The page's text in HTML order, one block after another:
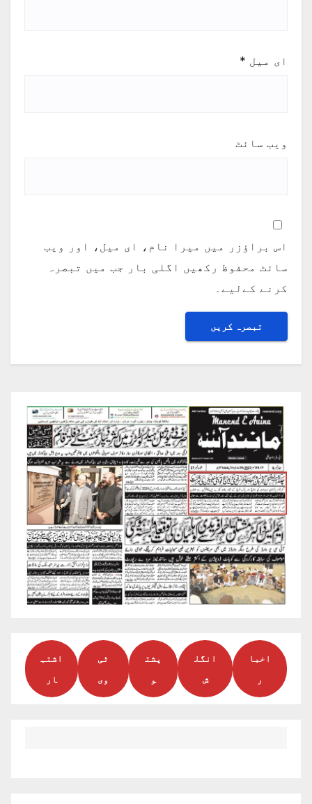
ای میل *
ویب‌ سائٹ
اس براؤزر میں میرا نام، ای میل، اور ویب
سائٹ محفوظ رکھیں اگلی بار جب میں تبصرہ
کرنے کےلیے۔
اخبا
ر
انگل
ش
پشت
و
ٹی
وی
اشتہ
ار